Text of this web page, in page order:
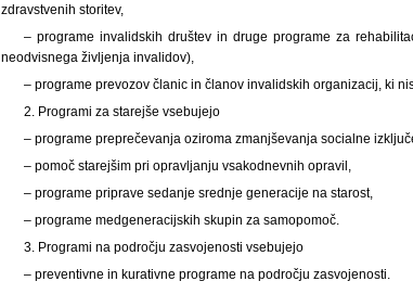
zdravstvenih storitev,
– programe invalidskih društev in druge programe za
neodvisnega življenja invalidov),
– programe prevozov članic in članov invalidskih organizacij, ki
2. Programi za starejše vsebujejo
– programe preprečevanja oziroma zmanjševanja socialne
– pomoč starejšim pri opravljanju vsakodnevnih opravil,
– programe priprave sedanje srednje generacije na starost,
– programe medgeneracijskih skupin za samopomoč.
3. Programi na področju zasvojenosti vsebujejo
– preventivne in kurativne programe na področju zasvojenosti.